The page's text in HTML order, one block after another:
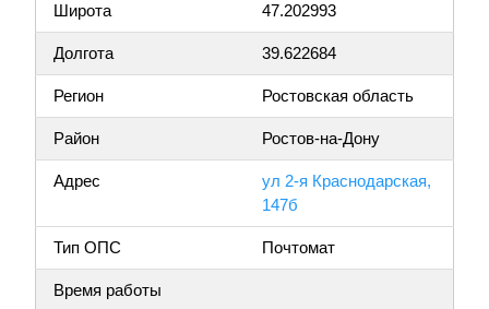
Широта 47.202993
Долгота 39.622684
Регион Ростовская область
Район Ростов-на-Дону
Адрес
ул 2-я Краснодарская,
147б
Тип ОПС Почтомат
Время работы